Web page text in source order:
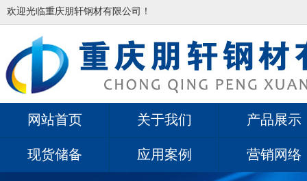
欢迎光临重庆朋轩钢材有限公司！
网站首页 关于我们 产品展示
现货储备 应用案例 营销网络